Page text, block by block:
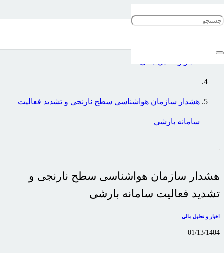
هشدار سازمان هواشناسی سطح نارنجی و تشدید فعالیت
سامانه بارشی
هشدار سازمان هواشناسی سطح نارنجی و
تشدید فعالیت سامانه بارشی
اخبار و تحلیل مالی
01/13/1404